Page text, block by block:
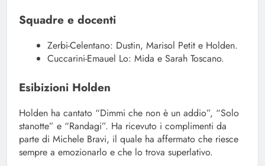
Squadre e docenti
Zerbi-Celentano: Dustin, Marisol Petit e Holden.
Cuccarini-Emauel Lo: Mida e Sarah Toscano.
Esibizioni Holden
Holden ha cantato “Dimmi che non è un addio”, “Solo
stanotte” e “Randagi”. Ha ricevuto i complimenti da
parte di Michele Bravi, il quale ha affermato che riesce
sempre a emozionarlo e che lo trova superlativo.